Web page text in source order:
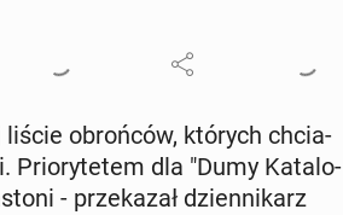
liście obroń­ców, których chcia­
Prio­ry­te­tem dla "Dumy Ka­ta­lo­
- prze­ka­zał dzien­ni­karz